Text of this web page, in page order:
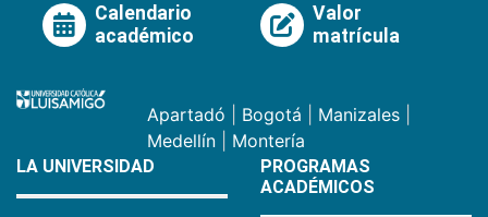
Calendario
académico
Valor
matrícula
Apartadó Bogotá Manizales
Medellín
Montería
LA UNIVERSIDAD
PROGRAMAS
ACADÉMICOS